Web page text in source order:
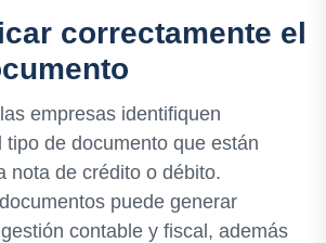
correctamente el
empresas identifiquen
tipo de documento que están
nota de crédito o débito.
puede generar
contable y fiscal, además